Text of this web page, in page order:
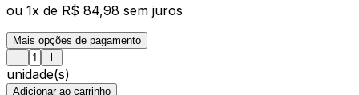
ou 1x de R$ 84,98 sem juros
Mais opções de pagamento
unidade(s)
Adicionar ao carrinho